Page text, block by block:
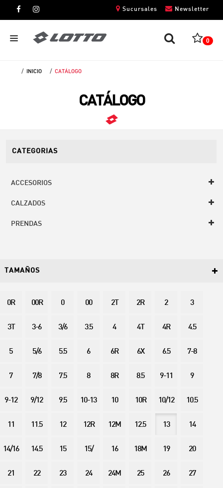
Newsletter
Sucursales
0
INICIO CATÁLOGO
CATÁLOGO
CATEGORIAS
ACCESORIOS
CALZADOS
PRENDAS
TAMAÑOS
0R 00R 0 00 2T 2R 2 3
3T 3-6 3/6 3.5 4 4T 4R 4.5
5 5/6 5.5 6 6R 6X 6.5 7-8
7 7/8 7.5 8 8R 8.5 9-11 9
9-12 9/12 9.5 10-13 10 10R 10/12 10.5
11 11.5 12 12R 12M 12.5 13 14
14/16 14.5 15 15/ 16 18M 19 20
21 22 23 24 24M 25 26 27